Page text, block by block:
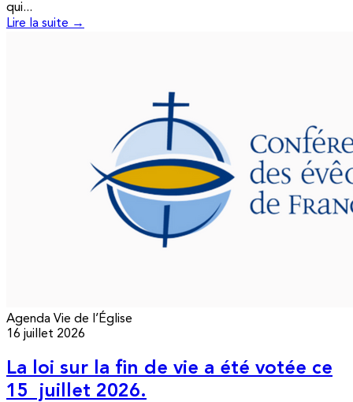
qui...
Lire la suite →
Agenda Vie de l’Église
16 juillet 2026
La loi sur la fin de vie a été votée ce
15 juillet 2026.